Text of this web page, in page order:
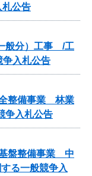
札公告
般分）工事 /工
争入札公告
整備事業 林業
争入札公告
基盤整備事業 中
る一般競争入